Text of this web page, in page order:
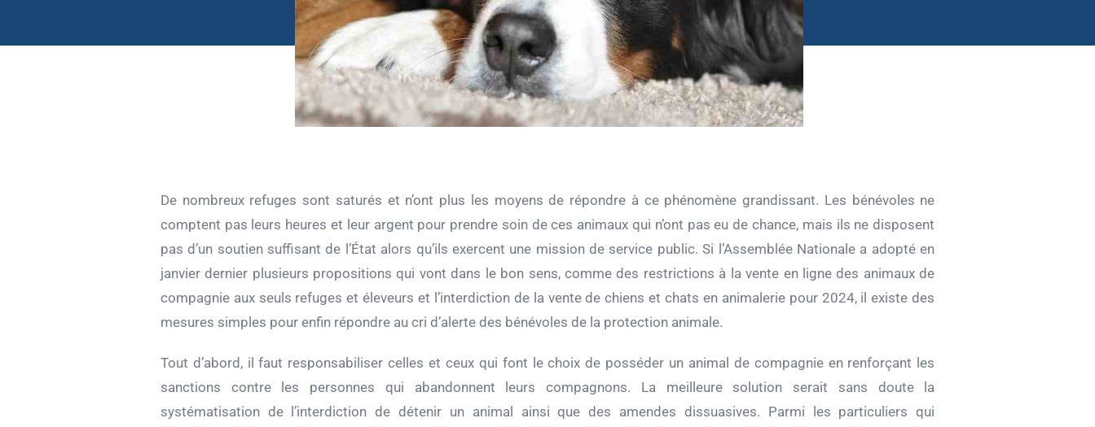
De nombreux refuges sont saturés et n’ont plus les moyens de répondre à ce phénomène grandissant. Les bénévoles ne
comptent pas leurs heures et leur argent pour prendre soin de ces animaux qui n’ont pas eu de chance, mais ils ne disposent
pas d’un soutien suffisant de l’État alors qu’ils exercent une mission de service public. Si l’Assemblée Nationale a adopté en
janvier dernier plusieurs propositions qui vont dans le bon sens, comme des restrictions à la vente en ligne des animaux de
compagnie aux seuls refuges et éleveurs et l’interdiction de la vente de chiens et chats en animalerie pour 2024, il existe des
mesures simples pour enfin répondre au cri d’alerte des bénévoles de la protection animale.
Tout d’abord, il faut responsabiliser celles et ceux qui font le choix de posséder un animal de compagnie en renforçant les
sanctions contre les personnes qui abandonnent leurs compagnons. La meilleure solution serait sans doute la
systématisation de l’interdiction de détenir un animal ainsi que des amendes dissuasives. Parmi les particuliers qui